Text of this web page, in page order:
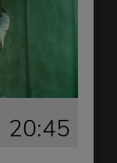
20:45